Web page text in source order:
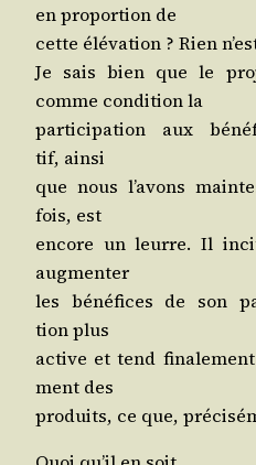
en pro­por­tion de
cette élé­va­tion ? Rien
Je sais bien que le
comme condi­tion la
par­ti­ci­pa­tion aux
tif, ainsi
que nous l’a­vons
fois, est
encore un leurre. Il
augmenter
les béné­fices de son
tion plus
active et tend
ment des
pro­duits, ce que,